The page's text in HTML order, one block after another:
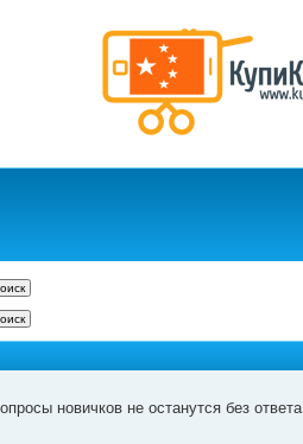
новичков не останутся без ответа.